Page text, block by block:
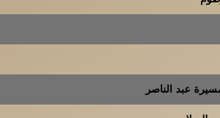
عبد الناصر